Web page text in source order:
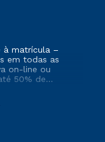
à matrícula –
em todas as
on-line ou
50% de
não tenham
em uma das